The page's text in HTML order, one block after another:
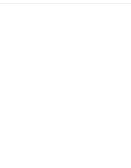
14:43
addımı dünən